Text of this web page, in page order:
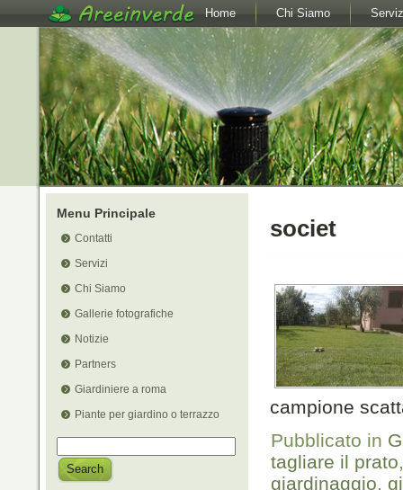
Home Chi Siamo
Menu Principale
Contatti
Servizi
Chi Siamo
Gallerie fotografiche
Notizie
Partners
Giardiniere a roma
Piante per giardino o terrazzo
societ
campione
Pubblicato in
tagliare il prato
giardinaggio,